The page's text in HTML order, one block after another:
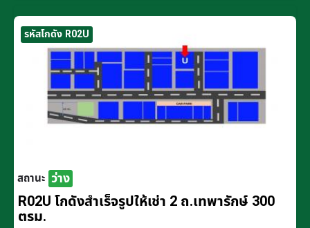
รหัสโกดัง R02U
สถานะ ว่าง
R02U โกดังสำเร็จรูปให้เช่า 2 ถ.เทพารักษ์ 300
ตรม.